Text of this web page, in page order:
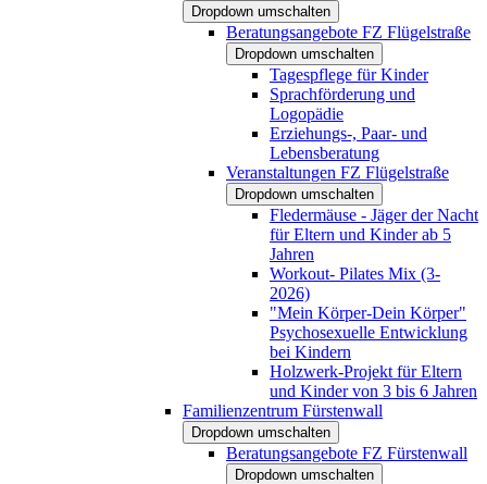
Dropdown umschalten
Beratungsangebote FZ Flügelstraße
Dropdown umschalten
Tagespflege für Kinder
Sprachförderung und
Logopädie
Erziehungs-, Paar- und
Lebensberatung
Veranstaltungen FZ Flügelstraße
Dropdown umschalten
Fledermäuse - Jäger der Nacht
für Eltern und Kinder ab 5
Jahren
Workout- Pilates Mix (3-
2026)
"Mein Körper-Dein Körper"
Psychosexuelle Entwicklung
bei Kindern
Holzwerk-Projekt für Eltern
und Kinder von 3 bis 6 Jahren
Familienzentrum Fürstenwall
Dropdown umschalten
Beratungsangebote FZ Fürstenwall
Dropdown umschalten